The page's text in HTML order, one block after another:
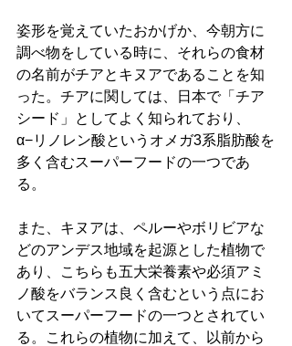
姿形を覚えていたおかげか、今朝方に
調べ物をしている時に、それらの食材
の名前がチアとキヌアであることを知
った。チアに関しては、日本で「チア
シード」としてよく知られており、
α−リノレン酸というオメガ3系脂肪酸を
多く含むスーパーフードの一つであ
る。
また、キヌアは、ペルーやボリビアな
どのアンデス地域を起源とした植物で
あり、こちらも五大栄養素や必須アミ
ノ酸をバランス良く含むという点にお
いてスーパーフードの一つとされてい
る。これらの植物に加えて、以前から